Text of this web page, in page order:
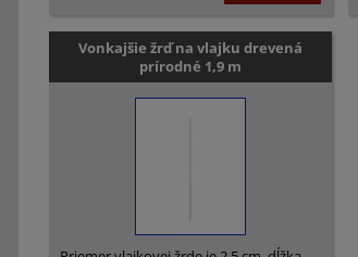
Vonkajšie žrď na vlajku drevená
prírodné 1,9 m